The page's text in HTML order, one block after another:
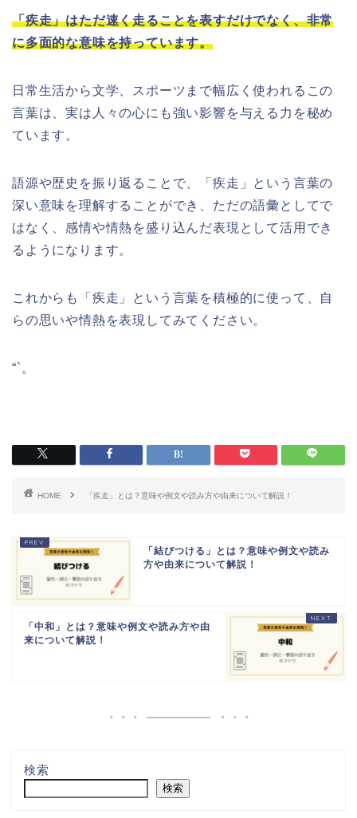
「疾走」はただ速く走ることを表すだけでなく、非常
に多面的な意味を持っています。
日常生活から文学、スポーツまで幅広く使われるこの
言葉は、実は人々の心にも強い影響を与える力を秘め
ています。
語源や歴史を振り返ることで、「疾走」という言葉の
深い意味を理解することができ、ただの語彙としてで
はなく、感情や情熱を盛り込んだ表現として活用でき
るようになります。
これからも「疾走」という言葉を積極的に使って、自
らの思いや情熱を表現してみてください。
“`。
HOME 「疾走」とは？意味や例文や読み方や由来について解説！
「結びつける」とは？意味や例文や読み
方や由来について解説！
「中和」とは？意味や例文や読み方や由
来について解説！
検索
検索